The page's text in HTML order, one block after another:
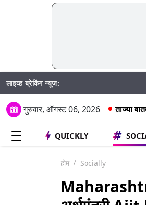
लाइव्ह ब्रेकिंग न्यूज:
गुरुवार, ऑगस्ट 06, 2026 ताज्या
QUICKLY
होम Socially